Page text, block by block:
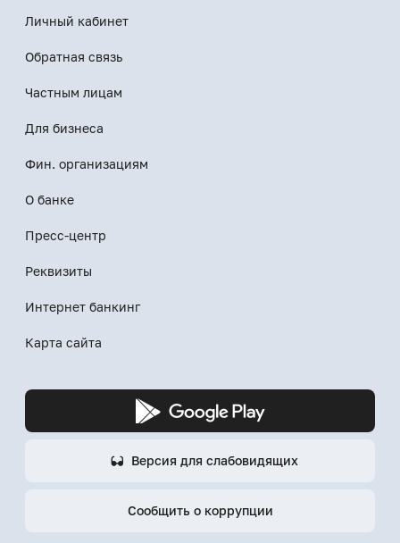
Личный кабинет
Обратная связь
Частным лицам
Для бизнеса
Фин. организациям
О банке
Пресс-центр
Реквизиты
Интернет банкинг
Карта сайта
Версия для слабовидящих
Сообщить о коррупции